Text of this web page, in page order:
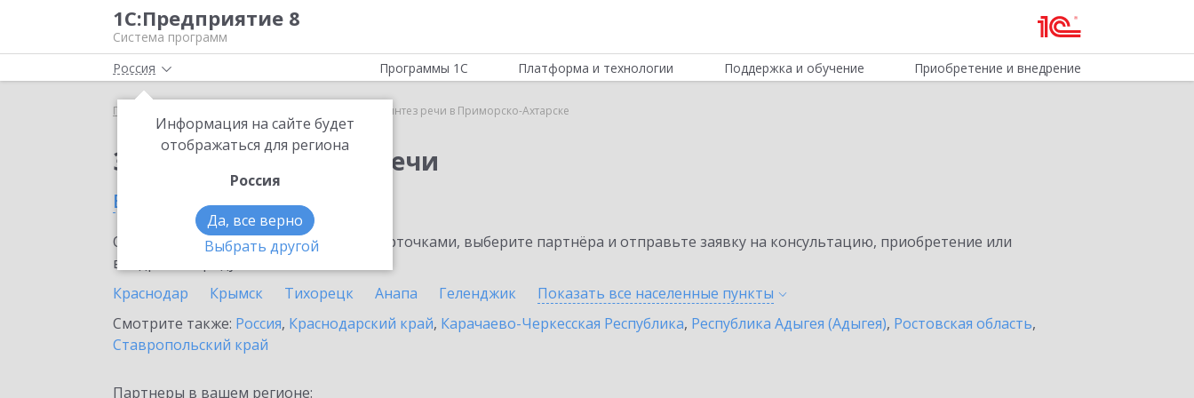
1С:Предприятие 8
Система программ
Россия
Информация на сайте будет
отображаться для региона
Россия
Да, все верно
Выбрать другой
Программы 1С Платформа и технологии Поддержка и обучение Приобретение и внедрение
Главная 1С:Синтез речи в Приморско-Ахтарске
Заказать 1С:Синтез речи
в Приморско-Ахтарске
Ознакомьтесь с информационными карточками, выберите партнёра и отправьте заявку на консультацию, приобретение или
внедрение продукта.
Краснодар
Крымск Тихорецк Анапа Геленджик Показать все населенные пункты
Смотрите также: Россия, Краснодарский край, Карачаево-Черкесская Республика, Республика Адыгея (Адыгея), Ростовская область,
Ставропольский край
Партнеры в вашем регионе: